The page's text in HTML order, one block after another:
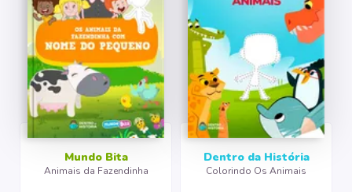
Mundo Bita
Animais da Fazendinha
Dentro da História
Colorindo Os Animais